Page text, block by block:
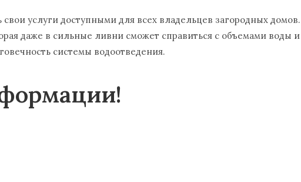
услуги доступными для всех владельцев загородных
даже в сильные ливни сможет справиться с объемами воды
системы водоотведения.